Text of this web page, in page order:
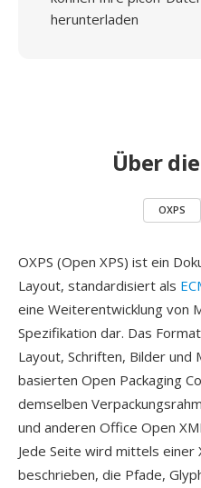
herunterladen
Über
OXPS
OXPS (Open XPS) ist ein
Layout, standardisiert als
eine Weiterentwicklung von
Spezifikation dar. Das
Layout, Schriften, Bilder und
basierten Open Packaging
demselben
und anderen Office Open
Jede Seite wird mittels einer
beschrieben, die Pfade,